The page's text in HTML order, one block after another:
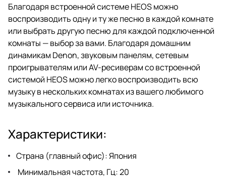
Благодаря встроенной системе HEOS можно
воспроизводить одну и ту же песню в каждой комнате
или выбрать другую песню для каждой подключенной
комнаты — выбор за вами. Благодаря домашним
динамикам Denon, звуковым панелям, сетевым
проигрывателям или AV-ресиверам со встроенной
системой HEOS можно легко воспроизводить всю
музыку в нескольких комнатах из вашего любимого
музыкального сервиса или источника.
Характеристики:
Страна (главный офис): Япония
Минимальная частота, Гц: 20